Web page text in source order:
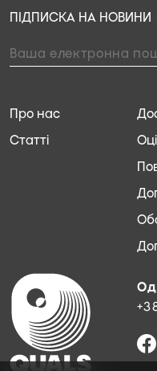
Про нас
Статті
ПІДПИСКА НА НОВИНИ